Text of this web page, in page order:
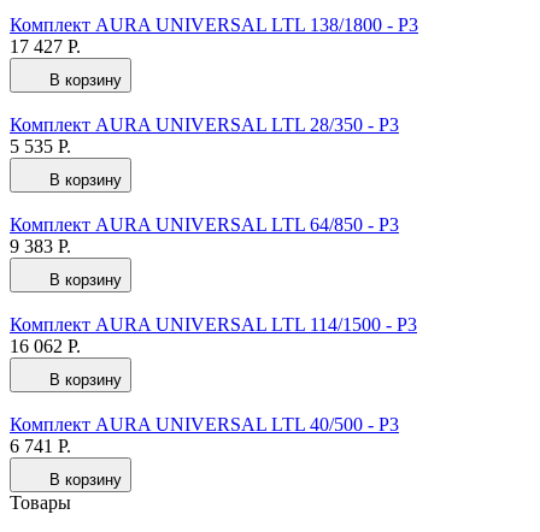
Комплект AURA UNIVERSAL LTL 138/1800 - Р3
17 427 Р.
В корзину
Комплект AURA UNIVERSAL LTL 28/350 - Р3
5 535 Р.
В корзину
Комплект AURA UNIVERSAL LTL 64/850 - Р3
9 383 Р.
В корзину
Комплект AURA UNIVERSAL LTL 114/1500 - Р3
16 062 Р.
В корзину
Комплект AURA UNIVERSAL LTL 40/500 - Р3
6 741 Р.
В корзину
Товары